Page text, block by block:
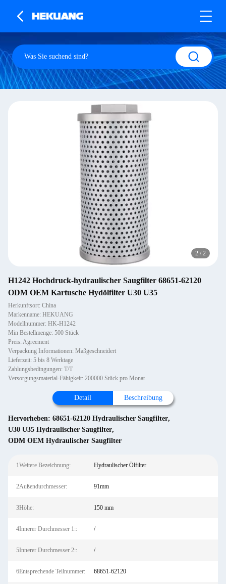
2 / 2
H1242 Hochdruck-hydraulischer Saugfilter 68651-62120
ODM OEM Kartusche Hydölfilter U30 U35
Herkunftsort: China
Markenname: HEKUANG
Modellnummer: HK-H1242
Min Bestellmenge: 500 Stück
Preis: Agreement
Verpackung Informationen: Maßgeschneidert
Lieferzeit: 5 bis 8 Werktage
Zahlungsbedingungen: T/T
Versorgungsmaterial-Fähigkeit: 200000 Stück pro Monat
Detail Beschreibung
Hervorheben: 68651-62120 Hydraulischer Saugfilter,
U30 U35 Hydraulischer Saugfilter,
ODM OEM Hydraulischer Saugfilter
1Weitere Bezeichnung: Hydraulischer Ölfilter
2Außendurchmesser: 91mm
3Höhe: 150 mm
4Innerer Durchmesser 1:: /
5Innerer Durchmesser 2:: /
6Entsprechende Teilnummer: 68651-62120